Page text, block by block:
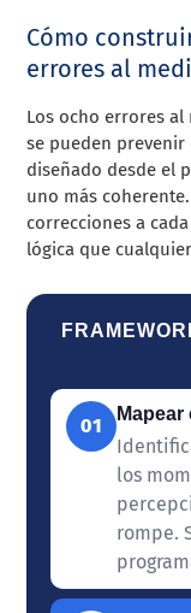
Cómo
errores al
Los ocho errores
se pueden
diseñado desde el
uno más
correcciones a
lógica que
01
los
rompe.